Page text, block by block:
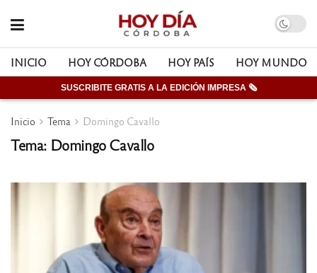
INICIO HOY CÓRDOBA HOY PAÍS HOY MUNDO
SUSCRIBITE GRATIS A LA EDICIÓN IMPRESA 🗞
Inicio Tema Domingo Cavallo
Tema: Domingo Cavallo